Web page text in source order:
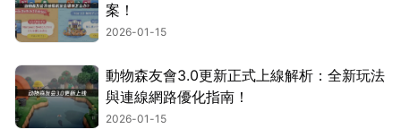
案！
2026-01-15
動物森友會3.0更新正式上線解析：全新玩法
與連線網路優化指南！
2026-01-15